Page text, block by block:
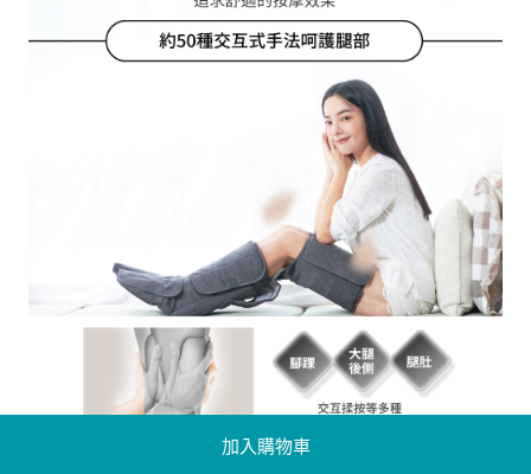
加入購物車